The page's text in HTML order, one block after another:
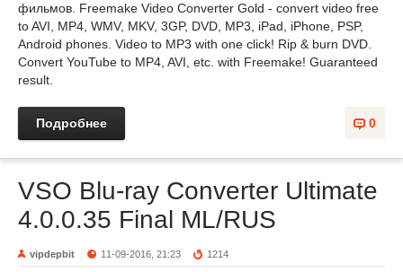
фильмов. Freemake Video Converter Gold - convert video free
to AVI, MP4, WMV, MKV, 3GP, DVD, MP3, iPad, iPhone, PSP,
Android phones. Video to MP3 with one click! Rip & burn DVD.
Convert YouTube to MP4, AVI, etc. with Freemake! Guaranteed
result.
0
Подробнее
VSO Blu-ray Converter Ultimate
4.0.0.35 Final ML/RUS
vipdepbit 11-09-2016, 21:23 1214